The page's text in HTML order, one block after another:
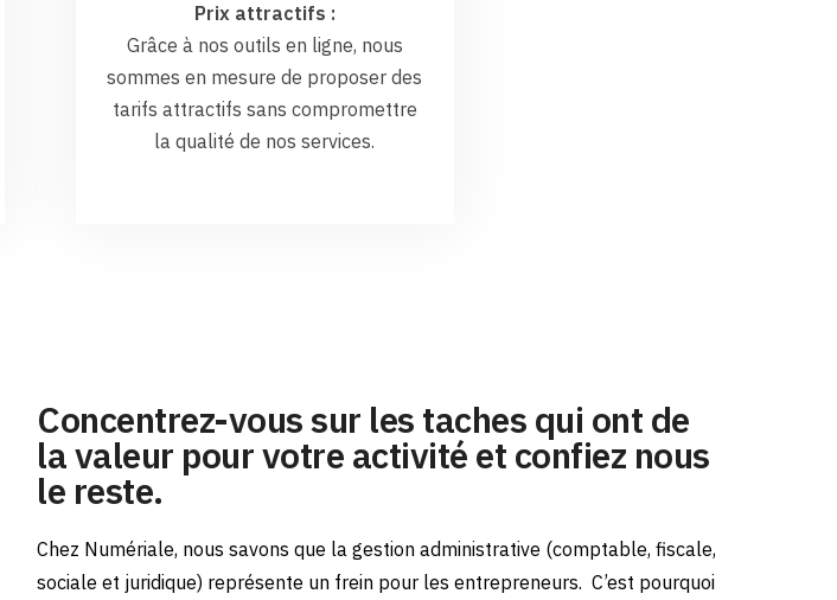
Prix attractifs :
Grâce à nos outils en ligne, nous
sommes en mesure de proposer des
tarifs attractifs sans compromettre
la qualité de nos services.
Concentrez-vous sur les taches qui ont de
la valeur pour votre activité et confiez nous
le reste.
Chez Numériale, nous savons que la gestion administrative (comptable, fiscale,
sociale et juridique) représente un frein pour les entrepreneurs. C’est pourquoi